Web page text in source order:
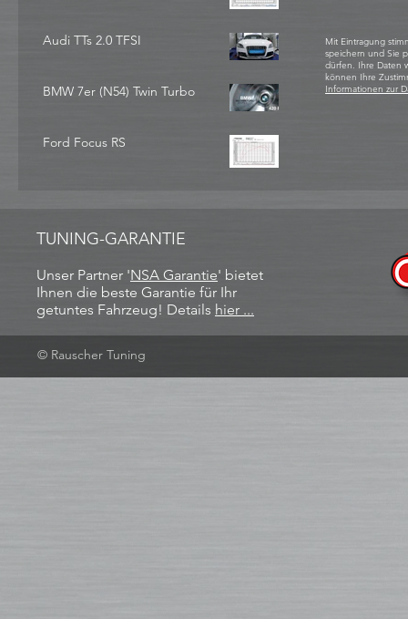
Audi TTs 2.0 TFSI
BMW 7er (N54) Twin Turbo
Ford Focus RS
Mit Eintragung
speichern und Sie
dürfen. Ihre Daten
können Ihre
Informationen zur
TUNING-GARANTIE
Unser Partner 'NSA Garantie​' bietet
Ihnen die beste Garantie für Ihr
getuntes Fahrzeug! Details hier ...
© Rauscher Tuning